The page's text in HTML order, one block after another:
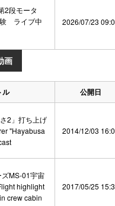
2段モータ
験 ライブ中
2026/07/23
画
ル 公開日
2」打ち上げ
"Hayabusa
2014/12/03
MS-01宇宙
highlight
crew cabin
2017/05/25